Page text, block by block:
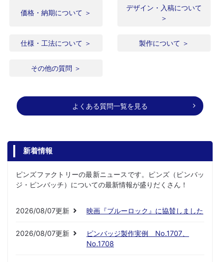
価格・納期について ＞
デザイン・入稿について
＞
仕様・工法について ＞ 製作について ＞
その他の質問 ＞
よくある質問一覧を見る
新着情報
ピンズファクトリーの最新ニュースです。ピンズ（ピンバッ
ジ・ピンバッチ）についての最新情報が盛りだくさん！
2026/08/07更新 映画『ブルーロック』に協賛しました
2026/08/07更新
ピンバッジ製作実例 No.1707、
No.1708